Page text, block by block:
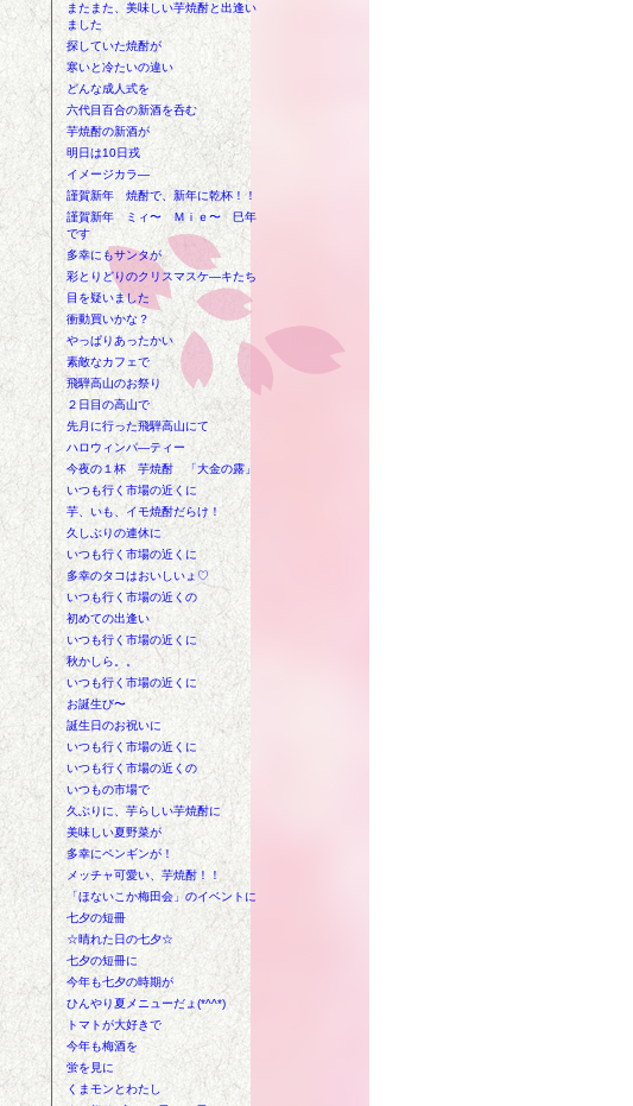
またまた、美味しい芋焼酎と出逢い
ました
探していた焼酎が
寒いと冷たいの違い
どんな成人式を
六代目百合の新酒を呑む
芋焼酎の新酒が
明日は10日戎
イメージカラ―
謹賀新年 焼酎で、新年に乾杯！！
謹賀新年 ミィ〜 Ｍｉｅ〜 巳年
です
多幸にもサンタが
彩とりどりのクリスマスケ―キたち
目を疑いました
衝動買いかな？
やっぱりあったかい
素敵なカフェで
飛騨高山のお祭り
２日目の高山で
先月に行った飛騨高山にて
ハロウィンパ―ティー
今夜の１杯 芋焼酎 「大金の露」
いつも行く市場の近くに
芋、いも、イモ焼酎だらけ！
久しぶりの連休に
いつも行く市場の近くに
多幸のタコはおいしいょ♡
いつも行く市場の近くの
初めての出逢い
いつも行く市場の近くに
秋かしら。。
いつも行く市場の近くに
お誕生び〜
誕生日のお祝いに
いつも行く市場の近くに
いつも行く市場の近くの
いつもの市場で
久ぶりに、芋らしい芋焼酎に
美味しい夏野菜が
多幸にペンギンが！
メッチャ可愛い、芋焼酎！！
「ほないこか梅田会」のイベントに
七夕の短冊
☆晴れた日の七夕☆
七夕の短冊に
今年も七夕の時期が
ひんやり夏メニューだょ(*^^*)
トマトが大好きで
今年も梅酒を
蛍を見に
くまモンとわたし